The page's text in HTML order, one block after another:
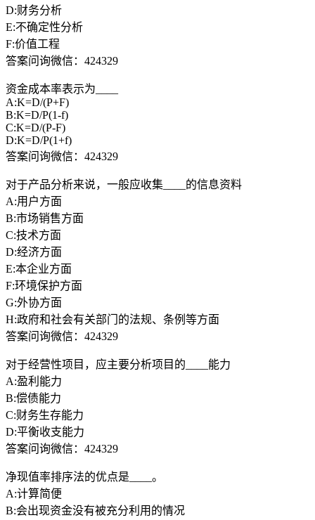
D:财务分析
E:不确定性分析
F:价值工程
答案问询微信：424329
资金成本率表示为____
A:K=D/(P+F)
B:K=D/P(1-f)
C:K=D/(P-F)
D:K=D/P(1+f)
答案问询微信：424329
对于产品分析来说，一般应收集____的信息资料
A:用户方面
B:市场销售方面
C:技术方面
D:经济方面
E:本企业方面
F:环境保护方面
G:外协方面
H:政府和社会有关部门的法规、条例等方面
答案问询微信：424329
对于经营性项目，应主要分析项目的____能力
A:盈利能力
B:偿债能力
C:财务生存能力
D:平衡收支能力
答案问询微信：424329
净现值率排序法的优点是____。
A:计算简便
B:会出现资金没有被充分利用的情况